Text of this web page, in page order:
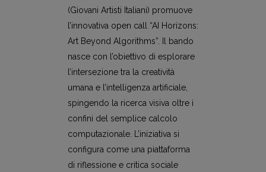
(Giovani Artisti Italiani) promuove
l’innovativa open call “AI Horizons:
Art Beyond Algorithms”. Il bando
nasce con l’obiettivo di esplorare
l’intersezione tra la creatività
umana e l’intelligenza artificiale,
spingendo la ricerca visiva oltre i
confini del semplice calcolo
computazionale. L’iniziativa si
configura come una piattaforma
di riflessione e critica sociale